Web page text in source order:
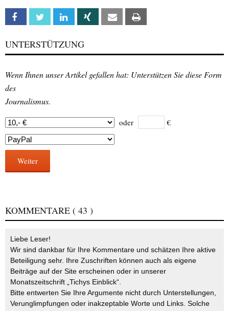
Facebook Twitter Linkedin Xing Email
UNTERSTÜTZUNG
Wenn Ihnen unser Artikel gefallen hat: Unterstützen Sie diese Form
des
Journalismus.
oder €
Weiter
KOMMENTARE ( 43 )
Liebe Leser!
Wir sind dankbar für Ihre Kommentare und schätzen Ihre aktive
Beteiligung sehr. Ihre Zuschriften können auch als eigene
Beiträge auf der Site erscheinen oder in unserer
Monatszeitschrift „Tichys Einblick“.
Bitte entwerten Sie Ihre Argumente nicht durch Unterstellungen,
Verunglimpfungen oder inakzeptable Worte und Links. Solche